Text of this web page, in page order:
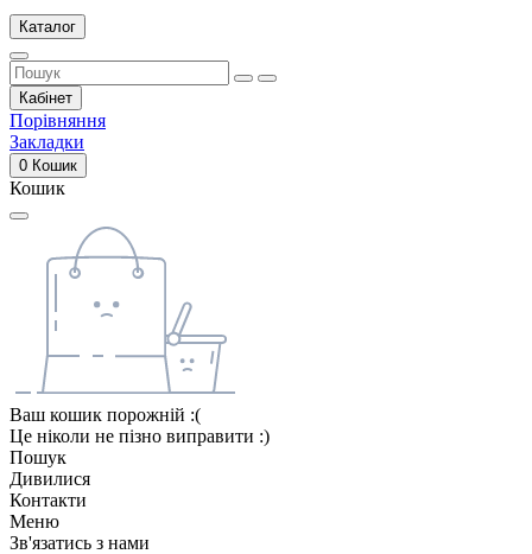
Каталог
Кабінет
Порівняння
Закладки
0 Кошик
Кошик
Ваш кошик порожній :(
Це ніколи не пізно виправити :)
Пошук
Дивилися
Контакти
Меню
Зв'язатись з нами